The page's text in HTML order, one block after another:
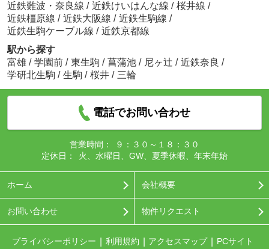
近鉄難波・奈良線 / 近鉄けいはんな線 / 桜井線 /
近鉄橿原線 / 近鉄大阪線 / 近鉄生駒線 /
近鉄生駒ケーブル線 / 近鉄京都線
駅から探す
富雄 / 学園前 / 東生駒 / 菖蒲池 / 尼ヶ辻 / 近鉄奈良 /
学研北生駒 / 生駒 / 桜井 / 三輪
電話でお問い合わせ
営業時間：
９：３０～１８：３０
定休日：
火、水曜日、GW、夏季休暇、年末年始
ホーム 会社概要
お問い合わせ 物件リクエスト
プライバシーポリシー 利用規約 アクセスマップ PCサイト